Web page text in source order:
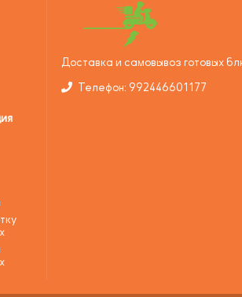
Доставка и самовывоз готовых
Телефон: 992446601177